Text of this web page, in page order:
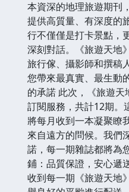
本資深的地理旅遊期刊
提供高質量、有深度的
行不僅僅是打卡景點，
深刻對話。《旅遊天地
旅行傢、攝影師和撰稿
您帶來最真實、最生動
的承諾 此次，《旅遊
訂閱服務，共計12期。
將每月收到一本凝聚瞭
來自遠方的問候。我們
諾，每一期雜誌都將為
鋪：品質保證，安心遞
收到每一期《旅遊天地